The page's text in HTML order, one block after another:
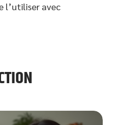
l’utiliser avec